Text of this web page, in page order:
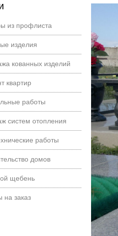
из профлиста
изделия
кованных изделий
квартир
работы
систем отопления
работы
домов
щебень
на заказ